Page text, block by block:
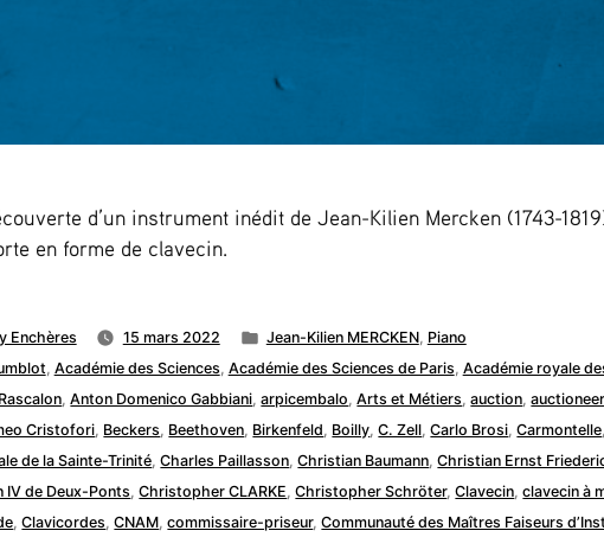
d’un instrument inédit de Jean-Kilien Mercken (1743-
en forme de clavecin.
Enchères 15 mars 2022
Publié
dans
Jean-Kilien MERCKEN, Piano
: Académie des Sciences Académie des Sciences de Paris Académie royale
,Anton Domenico Gabbiani ,arpicembalo ,Arts et Métiers ,auction ,auctioneer
Cristofori Beckers Beethoven Birkenfeld Boilly ,C. Zell ,Carlo Brosi ,Carmontelle
de la Sainte-Trinité ,Charles Paillasson ,Christian Baumann ,Christian Ernst
IV de Deux-Ponts ,Christopher CLARKE ,Christopher Schröter,Clavecin ,clavecin à
,Clavicordes ,CNAM ,commissaire-priseur,Communauté des Maîtres Faiseurs